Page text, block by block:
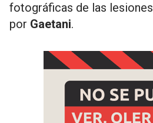
fotográficas de las
por Gaetani.